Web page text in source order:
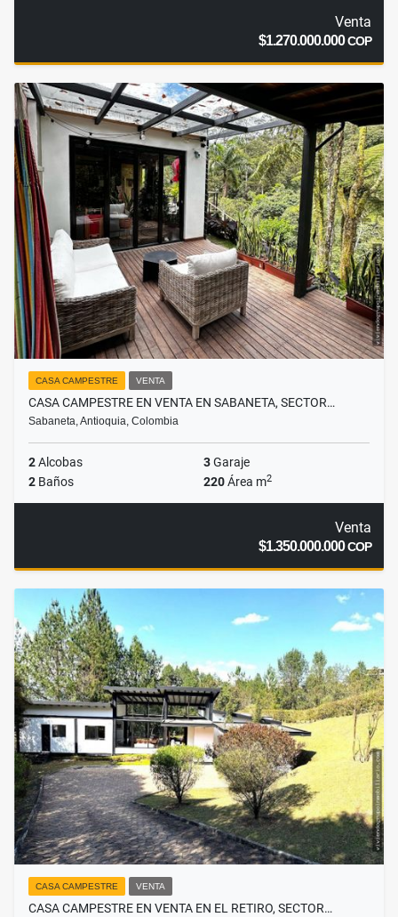
Venta
$1.270.000.000COP
CASA CAMPESTRE VENTA
CASA CAMPESTRE EN VENTA EN SABANETA, SECTOR…
Sabaneta, Antioquia, Colombia
2Alcobas 3Garaje
2 Baños 220Área m2
Venta
$1.350.000.000COP
CASA CAMPESTRE VENTA
CASA CAMPESTRE EN VENTA EN EL RETIRO, SECTOR…